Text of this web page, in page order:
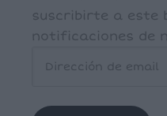
suscribirte a este
notificaciones de